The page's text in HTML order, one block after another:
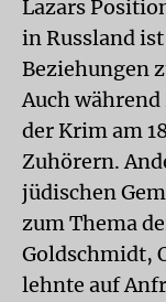
Lazars
in Russland
Beziehungen
Auch
der Krim am
Zuhörern.
jüdischen
zum Thema
Goldschmidt,
lehnte auf